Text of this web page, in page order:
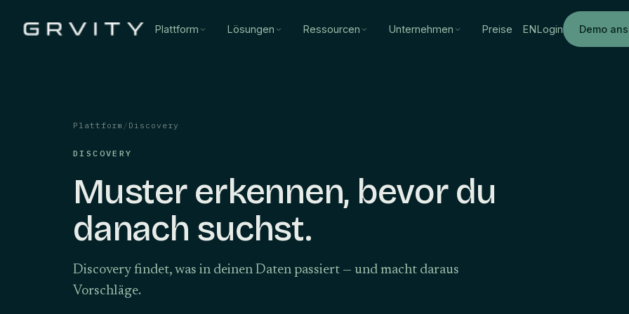
Plattform Lösungen Ressourcen Unternehmen Preise ENLogin Demo
Plattform / Discovery
DISCOVERY
Muster erkennen, bevor du
danach suchst.
Discovery findet, was in deinen Daten passiert — und macht daraus
Vorschläge.